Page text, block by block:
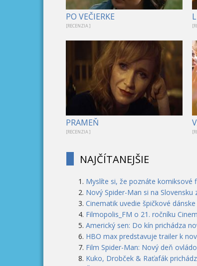
PO VEČIERKE
[RECENZIA ]
PRAMEŇ
[RECENZIA ]
NAJČÍTANEJŠIE
Myslíte si, že poznáte komiksové
Nový Spider-Man si na
Cinematik uvedie špičkové
Filmopolis_FM o 21. ročníku
Americký sen: Do kín prichádza
HBO max predstavuje trailer k
Film Spider-Man: Nový deň
Kuko, Drobček & Raťafák